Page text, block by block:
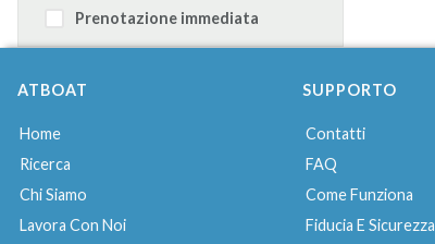
Prenotazione immediata
ATBOAT
Home
Ricerca
Chi Siamo
Lavora Con Noi
SUPPORTO
Contatti
FAQ
Come Funziona
Fiducia E Sicurezza